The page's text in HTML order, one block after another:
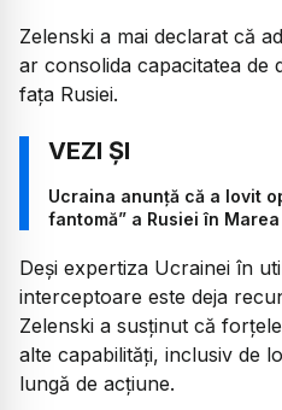
Zelenski a mai declarat că
ar consolida capacitatea de
fața Rusiei.
Ucraina anunță că a lovit
fantomă” a Rusiei în
Deși expertiza Ucrainei în
interceptoare este deja
Zelenski a susținut că
alte capabilități, inclusiv de
lungă de acțiune.